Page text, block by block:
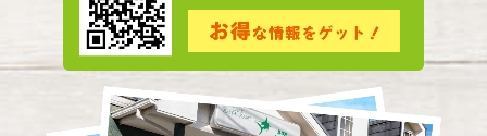
2024年2月(3)
2024年1月(3)
2023年12月
2023年11月(2)